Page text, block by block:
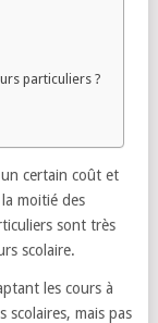
particuliers ?
certain coût et
moitié des
sont très
scolaire.
les cours à
scolaires, mais pas